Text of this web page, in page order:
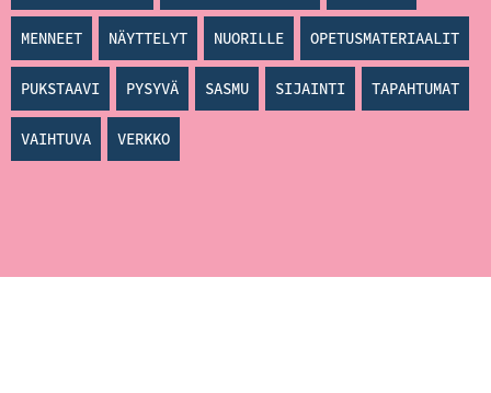
MENNEET NÄYTTELYT NUORILLE OPETUSMATERIAALIT
PUKSTAAVI PYSYVÄ SASMU SIJAINTI TAPAHTUMAT
VAIHTUVA VERKKO